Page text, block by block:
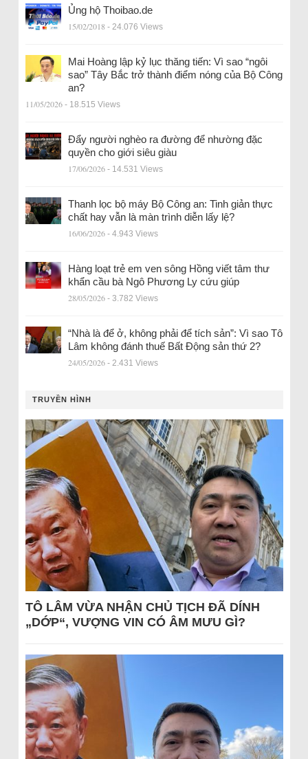
Ủng hộ Thoibao.de
15/02/2018 - 24.076 Views
Mai Hoàng lập kỷ lục thăng tiến: Vì sao “ngôi
sao” Tây Bắc trở thành điểm nóng của Bộ Công
an?
11/05/2026 - 18.515 Views
Đẩy người nghèo ra đường để nhường đặc
quyền cho giới siêu giàu
17/06/2026 - 14.531 Views
Thanh lọc bộ máy Bộ Công an: Tinh giản thực
chất hay vẫn là màn trình diễn lấy lệ?
16/06/2026 - 4.943 Views
Hàng loạt trẻ em ven sông Hồng viết tâm thư
khẩn cầu bà Ngô Phương Ly cứu giúp
28/05/2026 - 3.782 Views
“Nhà là để ở, không phải để tích sản”: Vì sao Tô
Lâm không đánh thuế Bất Động sản thứ 2?
24/05/2026 - 2.431 Views
TRUYỀN HÌNH
TÔ LÂM VỪA NHẬN CHỦ TỊCH ĐÃ DÍNH
„DỚP“, VƯỢNG VIN CÓ ÂM MƯU GÌ?